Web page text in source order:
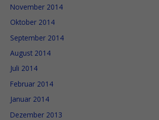
November 2014
Oktober 2014
September 2014
August 2014
Juli 2014
Februar 2014
Januar 2014
Dezember 2013